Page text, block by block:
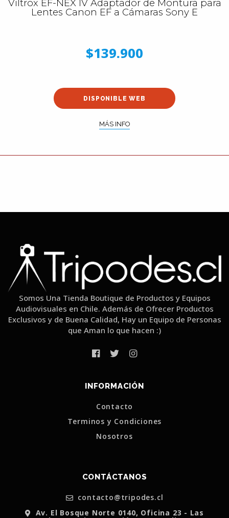
Viltrox EF-NEX IV Adaptador de Montura para
Lentes Canon EF a Cámaras Sony E
$139.900
DISPONIBLE WEB
MÁS INFO
Somos Una Tienda Boutique de Productos y Equipos
Audiovisuales en Chile. Además de Ofrecer Productos
Exclusivos y de Buena Calidad, Hay un Equipo de Personas
que Aman lo que hacen :)
INFORMACIÓN
Contacto
Terminos y Condiciones
Nosotros
CONTÁCTANOS
contacto@tripodes.cl
Av. El Bosque Norte 0140, Oficina 23 - Las